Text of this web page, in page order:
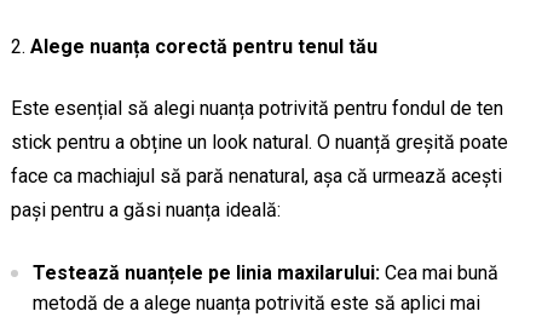
Alege nuanța corectă pentru tenul tău
Este esențial să alegi nuanța potrivită pentru fondul de ten
stick pentru a obține un look natural. O nuanță greșită poate
face ca machiajul să pară nenatural, așa că urmează acești
pași pentru a găsi nuanța ideală:
Testează nuanțele pe linia maxilarului:Cea mai bună
metodă de a alege nuanța potrivită este să aplici mai